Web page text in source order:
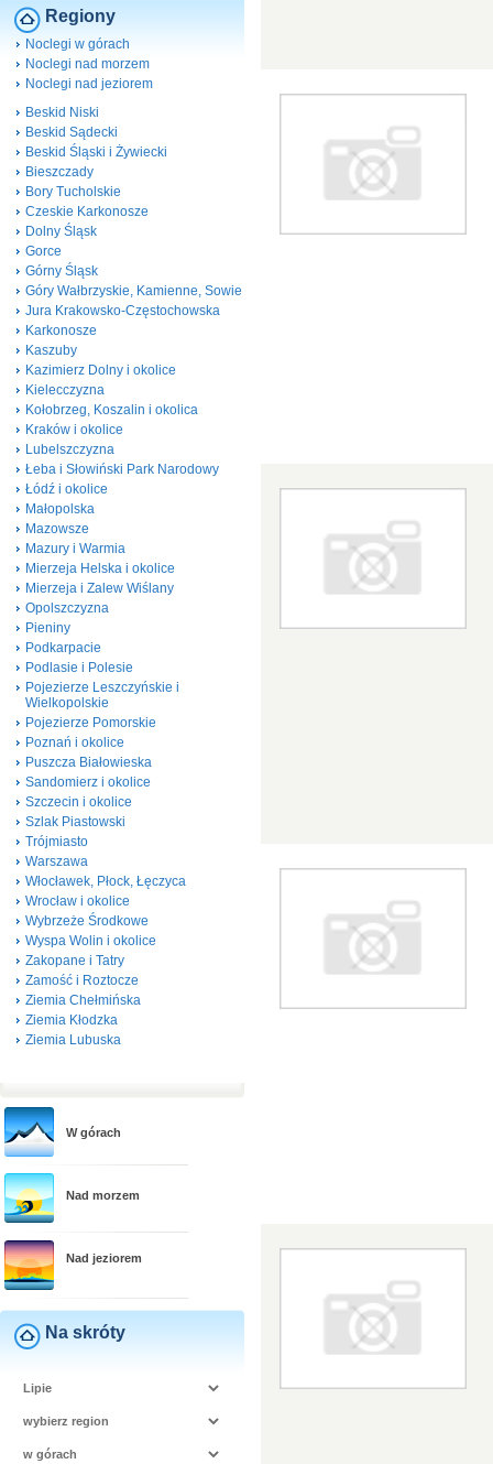
Regiony
Noclegi w górach
Noclegi nad morzem
Noclegi nad jeziorem
Beskid Niski
Beskid Sądecki
Beskid Śląski i Żywiecki
Bieszczady
Bory Tucholskie
Czeskie Karkonosze
Dolny Śląsk
Gorce
Górny Śląsk
Góry Wałbrzyskie, Kamienne, Sowie
Jura Krakowsko-Częstochowska
Karkonosze
Kaszuby
Kazimierz Dolny i okolice
Kielecczyzna
Kołobrzeg, Koszalin i okolica
Kraków i okolice
Lubelszczyzna
Łeba i Słowiński Park Narodowy
Łódź i okolice
Małopolska
Mazowsze
Mazury i Warmia
Mierzeja Helska i okolice
Mierzeja i Zalew Wiślany
Opolszczyzna
Pieniny
Podkarpacie
Podlasie i Polesie
Pojezierze Leszczyńskie i
Wielkopolskie
Pojezierze Pomorskie
Poznań i okolice
Puszcza Białowieska
Sandomierz i okolice
Szczecin i okolice
Szlak Piastowski
Trójmiasto
Warszawa
Włocławek, Płock, Łęczyca
Wrocław i okolice
Wybrzeże Środkowe
Wyspa Wolin i okolice
Zakopane i Tatry
Zamość i Roztocze
Ziemia Chełmińska
Ziemia Kłodzka
Ziemia Lubuska
W górach
Nad morzem
Nad jeziorem
Na skróty